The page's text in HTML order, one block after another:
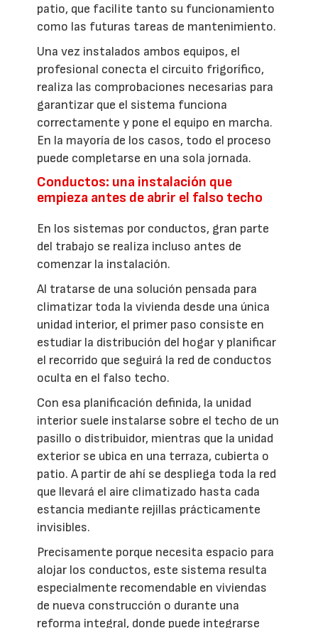
patio, que facilite tanto su funcionamiento
como las futuras tareas de mantenimiento.
Una vez instalados ambos equipos, el
profesional conecta el circuito frigorífico,
realiza las comprobaciones necesarias para
garantizar que el sistema funciona
correctamente y pone el equipo en marcha.
En la mayoría de los casos, todo el proceso
puede completarse en una sola jornada.
Conductos: una instalación que
empieza antes de abrir el falso techo
En los sistemas por conductos, gran parte
del trabajo se realiza incluso antes de
comenzar la instalación.
Al tratarse de una solución pensada para
climatizar toda la vivienda desde una única
unidad interior, el primer paso consiste en
estudiar la distribución del hogar y planificar
el recorrido que seguirá la red de conductos
oculta en el falso techo.
Con esa planificación definida, la unidad
interior suele instalarse sobre el techo de un
pasillo o distribuidor, mientras que la unidad
exterior se ubica en una terraza, cubierta o
patio. A partir de ahí se despliega toda la red
que llevará el aire climatizado hasta cada
estancia mediante rejillas prácticamente
invisibles.
Precisamente porque necesita espacio para
alojar los conductos, este sistema resulta
especialmente recomendable en viviendas
de nueva construcción o durante una
reforma integral, donde puede integrarse